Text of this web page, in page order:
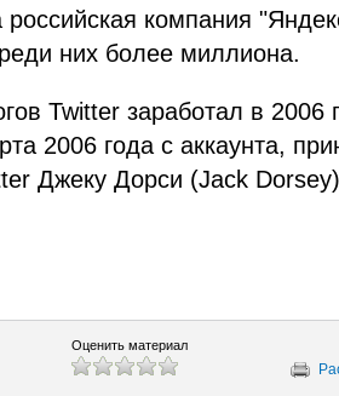
российская компания
них более миллиона.
Twitter заработал в 2006
2006 года с аккаунта,
Джеку Дорси (Jack
Оценить материал